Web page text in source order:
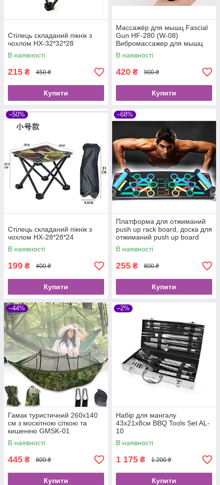
Стілець складаний пікнік з
чохлом HX-32*32*28
В наявності
215 ₴ 450 ₴
Купити
Массажёр для мышц Fascial
Gun HF-280 (W-08)
Вибромассажер для мышц
В наявності
420 ₴ 900 ₴
Купити
–50%
Стілець складаний пікнік з
чохлом HX-28*28*24
В наявності
199 ₴ 400 ₴
Купити
–68%
Платформа для отжиманий
push up rack board, доска для
отжиманий push up board
В наявності
255 ₴ 800 ₴
Купити
–44%
Гамак туристичний 260х140
см з москітною сіткою та
кишенею GMSK-01
В наявності
445 ₴ 800 ₴
Купити
–2%
Набір для мангалу
43х21х8см BBQ Tools Set AL-
10
В наявності
1 175 ₴ 1 200 ₴
Купити